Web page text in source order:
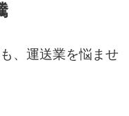
、運送業を悩ませ